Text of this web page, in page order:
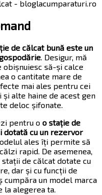
de călcat bună este un
. Desigur, mă
să-și calce
o cantitate mare de
mai ales pentru cei
alte haine de acest gen
deloc șifonate.
pentru o o stație de
dotată cu un rezervor
ales îți permite să
rapid. De asemenea,
de călcat dotate cu
dar și cu funcții de
cumpăra un model marca
la alegerea ta.